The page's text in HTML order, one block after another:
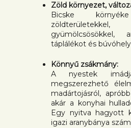
Zöld környezet,
Bicske
gyümölcsösökkel,
táplálékot és
Könnyű zsákmány:
A nyestek
megszerezhető
madártojásról,
akár a konyhai
Egy nyitva hagyott
igazi aranybánya